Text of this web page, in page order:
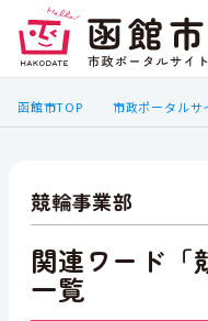
函館市TOP 市政ポータルサ
競輪事業部
関連ワード「
一覧